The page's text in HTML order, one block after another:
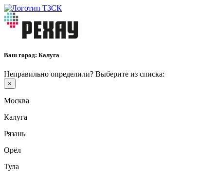
Ваш город: Калуга
Неправильно определили? Выберите из списка:
×
Москва
Калуга
Рязань
Орёл
Тула